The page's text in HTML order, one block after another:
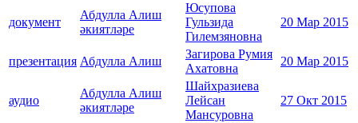
документ
Абдулла Алиш
әкиятләре
Юсупова
Гульзида
Гилемзяновна
20 Мар 2015
презентация Абдулла Алиш
Загирова Румия
Ахатовна
20 Мар 2015
аудио
Абдулла Алиш
әкиятләре
Шайхразиева
Лейсан
Мансуровна
27 Окт 2015